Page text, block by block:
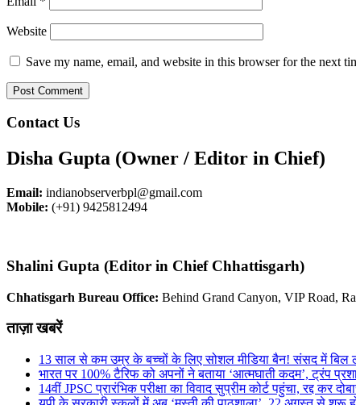
Website
Save my name, email, and website in this browser for the next
Contact Us
Disha Gupta (Owner / Editor in Chief)
Email: indianobserverbpl@gmail.com
Mobile: (+91) 9425812494
Shalini Gupta (Editor in Chief Chhattisgarh)
Chhatisgarh Bureau Office: Behind Grand Canyon, VIP Road,
ताज़ा खबरें
13 साल से कम उम्र के बच्चों के लिए सोशल मीडिया बैन! संसद में बिल
भारत पर 100% टैरिफ को अपनों ने बताया ‘आत्मघाती कदम’, ट्रंप
14वीं JPSC प्रारंभिक परीक्षा का विवाद सुप्रीम कोर्ट पहुंचा, रद्द कर